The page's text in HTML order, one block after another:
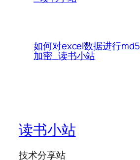
如何对excel数据进行md5
加密_读书小站
读书小站
技术分享站